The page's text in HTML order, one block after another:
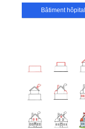
Bâtiment hôpital